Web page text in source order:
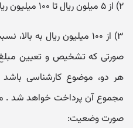
۲) از ۵ میلون ریال تا ۱۰۰ میلیون ریال نسبت به مازاد، چهار در هزار
صورتی که تشخیص و تعیین مبلغ
هر دو، موضوع کارشناسی
صورت وضعیت: